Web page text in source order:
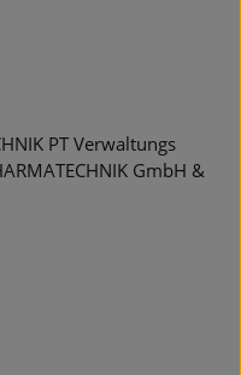
PT Verwaltungs
GmbH &